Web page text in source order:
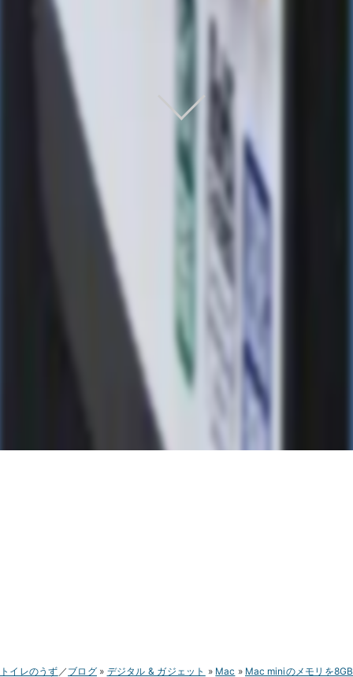
トイレのうず ブログ デジタル & ガジェット Mac Mac miniのメモリを8GB